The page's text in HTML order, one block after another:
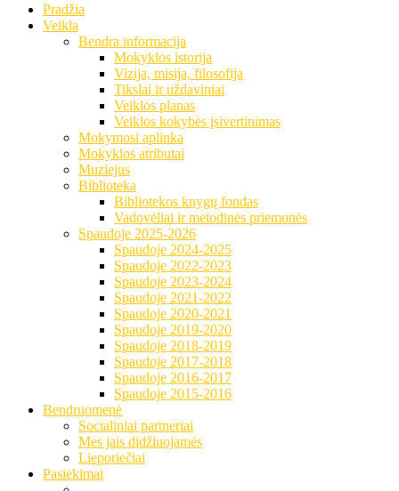
Pradžia
Veikla
Bendra informacija
Mokyklos istorija
Vizija, misija, filosofija
Tikslai ir uždaviniai
Veiklos planas
Veiklos kokybės įsivertinimas
Mokymosi aplinka
Mokyklos atributai
Muziejus
Biblioteka
Bibliotekos knygų fondas
Vadovėliai ir metodinės priemonės
Spaudoje 2025-2026
Spaudoje 2024-2025
Spaudoje 2022-2023
Spaudoje 2023-2024
Spaudoje 2021-2022
Spaudoje 2020-2021
Spaudoje 2019-2020
Spaudoje 2018-2019
Spaudoje 2017-2018
Spaudoje 2016-2017
Spaudoje 2015-2016
Bendruomenė
Socialiniai partneriai
Mes jais didžiuojamės
Lieporiečiai
Pasiekimai